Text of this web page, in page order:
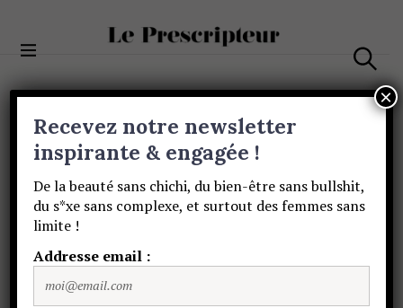
Le Prescripteur
e
a
Catégorie : GRL PWR
Recevez notre newsletter
inspirante & engagée !
De la beauté sans chichi, du bien-être sans bullshit,
du s*xe sans complexe, et surtout des femmes sans
limite !
Addresse email :
×